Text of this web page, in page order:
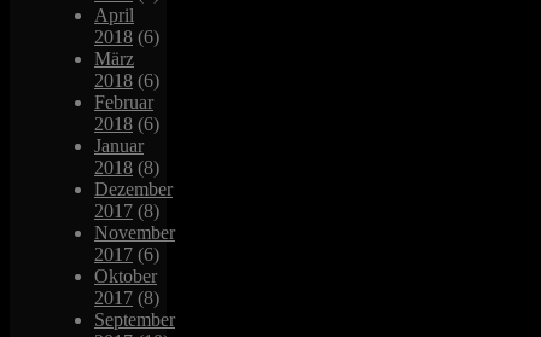
April
2018 (6)
März
2018 (6)
Februar
2018 (6)
Januar
2018 (8)
Dezember
2017 (8)
November
2017 (6)
Oktober
2017 (8)
September